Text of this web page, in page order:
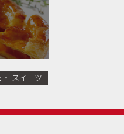
・ スイーツ